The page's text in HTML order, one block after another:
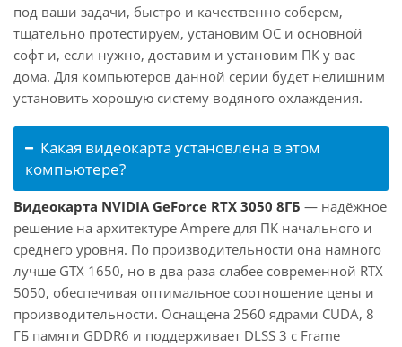
под ваши задачи, быстро и качественно соберем,
тщательно протестируем, установим ОС и основной
софт и, если нужно, доставим и установим ПК у вас
дома. Для компьютеров данной серии будет нелишним
установить хорошую систему водяного охлаждения.
Какая видеокарта установлена в этом
компьютере?
Видеокарта NVIDIA GeForce RTX 3050 8ГБ — надёжное
решение на архитектуре Ampere для ПК начального и
среднего уровня. По производительности она намного
лучше GTX 1650, но в два раза слабее современной RTX
5050, обеспечивая оптимальное соотношение цены и
производительности. Оснащена 2560 ядрами CUDA, 8
ГБ памяти GDDR6 и поддерживает DLSS 3 с Frame